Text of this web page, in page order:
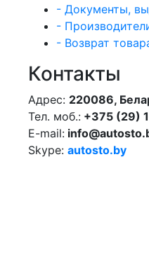
- Документы,
-
- Возврат
Контакты
Адрес: 220086,
Тел. моб.: +375 (29)
E-mail:
Skype: autosto.by